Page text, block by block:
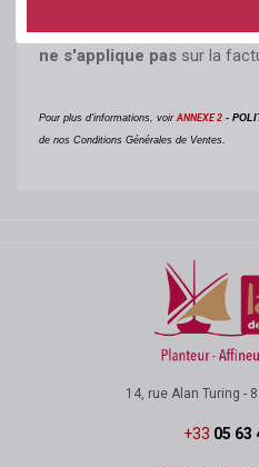
Lorsque le transport est
ne s'applique pas sur la
Pour plus d'informations, voir ANNEXE 2 -
de nos Conditions Générales de Ventes.
14, rue Alan Turing -
+33 05 63